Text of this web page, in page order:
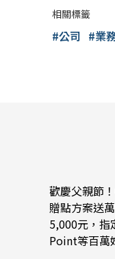
相關標籤
#公司 #業
歡慶父親節
贈點方案送
5,000元，指
Point等百萬